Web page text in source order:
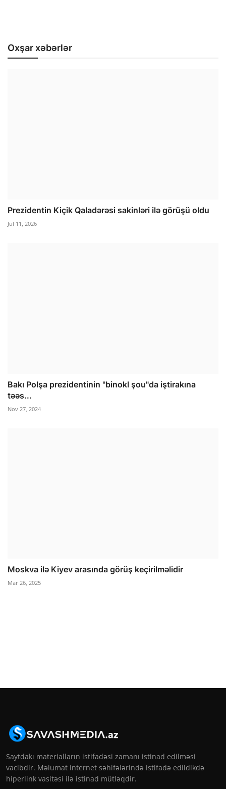
Oxşar xəbərlər
Prezidentin Kiçik Qaladərəsi sakinləri ilə görüşü oldu
Jul 11, 2026
Bakı Polşa prezidentinin "binokl şou"da iştirakına
təəs...
Nov 27, 2024
Moskva ilə Kiyev arasında görüş keçirilməlidir
Mar 26, 2025
Saytdakı materialların istifadəsi zamanı istinad edilməsi
vacibdir. Məlumat internet səhifələrində istifadə edildikdə
hiperlink vasitəsi ilə istinad mütləqdir.